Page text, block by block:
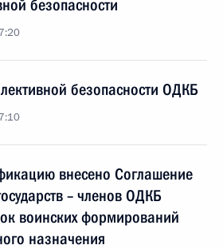
безопасности
безопасности ОДКБ
внесено Соглашение
– членов ОДКБ
воинских формирований
назначения